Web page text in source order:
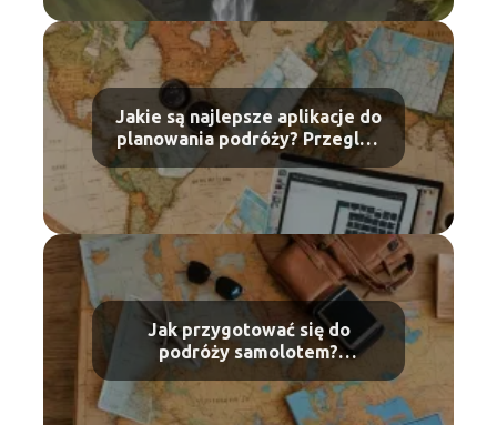
Jakie są najlepsze aplikacje do
planowania podróży? Przegląd
narzędzi dla podróżników
Jak przygotować się do
podróży samolotem?
Praktyczne porady dla
debiutantów